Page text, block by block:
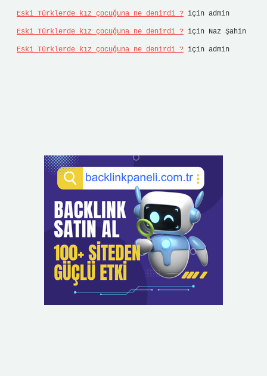
Eski Türklerde kız çocuğuna ne denirdi ? için admin
Eski Türklerde kız çocuğuna ne denirdi ? için Naz Şahin
Eski Türklerde kız çocuğuna ne denirdi ? için admin